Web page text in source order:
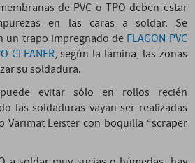
de PVC o TPO deben estar
en las caras a soldar. Se
un trapo impregnado de FLAGON PVC
CLEANER, según la lámina, las zonas
su soldadura.
evitar sólo en rollos recién
las soldaduras vayan ser realizadas
Varimat Leister con boquilla “scraper